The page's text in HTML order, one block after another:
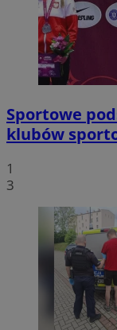
Sportowe
klubów
1
3